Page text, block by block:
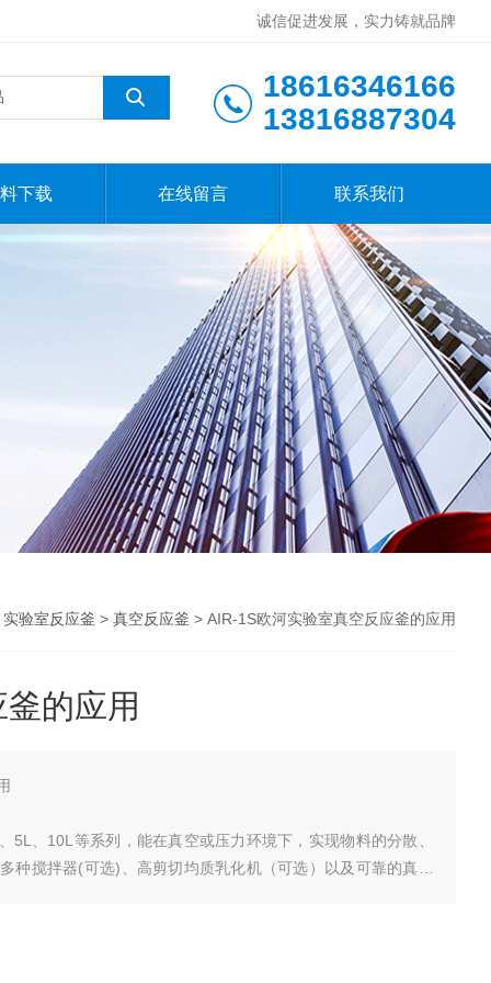
诚信促进发展，实力铸就品牌
18616346166
13816887304
下载 在线留言 联系我们
实验室反应釜 > 真空反应釜 > AIR-1S欧河实验室真空反应釜的应用
的应用
5L、10L等系列，能在真空或压力环境下，实现物料的分散、
种搅拌器(可选)、高剪切均质乳化机（可选）以及可靠的真空